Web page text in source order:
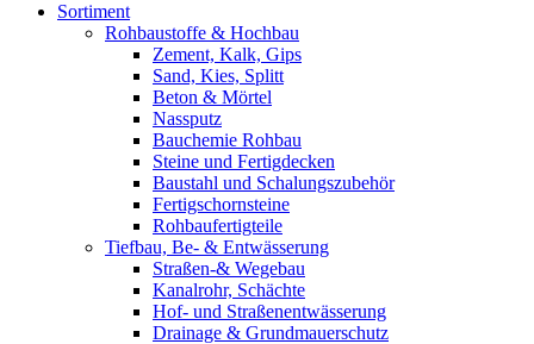
Sortiment
Rohbaustoffe & Hochbau
Zement, Kalk, Gips
Sand, Kies, Splitt
Beton & Mörtel
Nassputz
Bauchemie Rohbau
Steine und Fertigdecken
Baustahl und Schalungszubehör
Fertigschornsteine
Rohbaufertigteile
Tiefbau, Be- & Entwässerung
Straßen-& Wegebau
Kanalrohr, Schächte
Hof- und Straßenentwässerung
Drainage & Grundmauerschutz